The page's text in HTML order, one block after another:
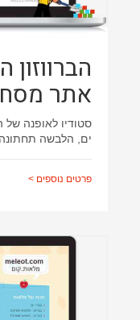
אתר
סטודיו לאופנה
ים, הלבשה תחתונה
פרטים נוספים >